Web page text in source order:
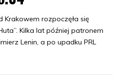
Krakowem rozpoczęła się
Kilka lat później patronem
Lenin, a po upadku PRL